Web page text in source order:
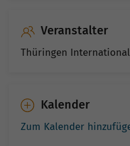
Veranstalter
Thüringen International
Kalender
Zum Kalender